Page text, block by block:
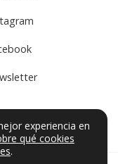
experiencia en
qué cookies
.